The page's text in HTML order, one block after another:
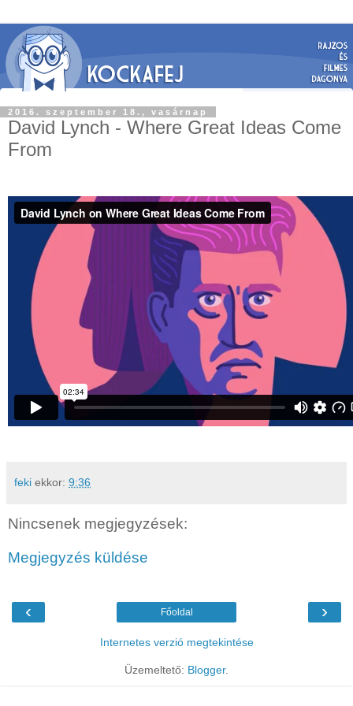
2016. szeptember 18., vasárnap
David Lynch - Where Great Ideas Come
From
feki ekkor: 9:36
Nincsenek megjegyzések:
Megjegyzés küldése
‹ ›
Főoldal
Internetes verzió megtekintése
Üzemeltető: Blogger.